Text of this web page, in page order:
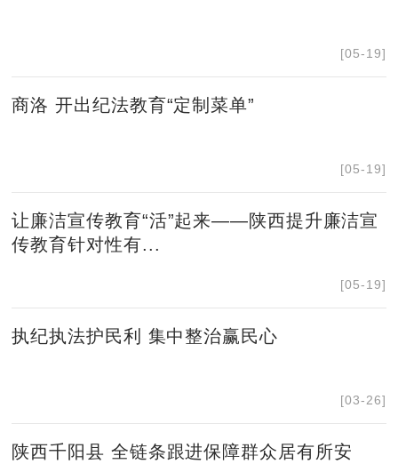
[05-19]
商洛 开出纪法教育“定制菜单”
[05-19]
让廉洁宣传教育“活”起来——陕西提升廉洁宣
传教育针对性有...
[05-19]
执纪执法护民利 集中整治赢民心
[03-26]
陕西千阳县 全链条跟进保障群众居有所安